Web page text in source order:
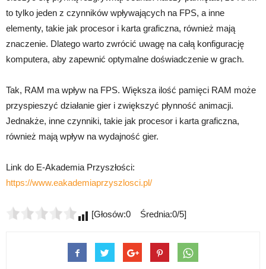
to tylko jeden z czynników wpływających na FPS, a inne
elementy, takie jak procesor i karta graficzna, również mają
znaczenie. Dlatego warto zwrócić uwagę na całą konfigurację
komputera, aby zapewnić optymalne doświadczenie w grach.
Tak, RAM ma wpływ na FPS. Większa ilość pamięci RAM może
przyspieszyć działanie gier i zwiększyć płynność animacji.
Jednakże, inne czynniki, takie jak procesor i karta graficzna,
również mają wpływ na wydajność gier.
Link do E-Akademia Przyszłości:
https://www.eakademiaprzyszlosci.pl/
[Głosów:0 Średnia:0/5]